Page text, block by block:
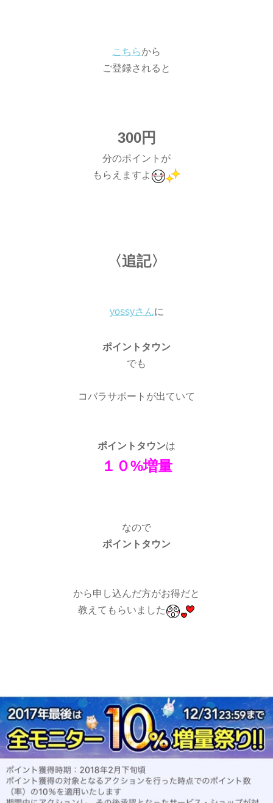
こちらから
ご登録されると
300円
分のポイントが
もらえますよ
〈追記〉
yossyさんに
ポイントタウン
でも
コバラサポートが出ていて
ポイントタウンは
１０%増量
なので
ポイントタウン
から申し込んだ方がお得だと
教えてもらいました